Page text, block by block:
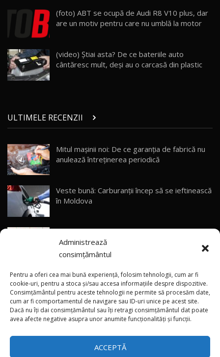
Administrează
consimțământul
Pentru a oferi cea mai bună experiență, folosim tehnologii, cum ar fi
cookie-uri, pentru a stoca și/sau accesa informațiile despre dispozitive.
Consimțământul pentru aceste tehnologii ne permite să procesăm date,
cum ar fi comportamentul de navigare sau ID-uri unice pe acest site.
Dacă nu îți dai consimțământul sau îți retragi consimțământul dat poate
avea afecte negative asupra unor anumite funcționalități și funcții.
ACCEPTĂ
mai Exclusiv și Puternic Defender Testat în
Moldova
32:21
26
AutoBlog.MD
10:57
28
Noul Geely Monjaro 2025! Mai ieftin și mai
dotat / Test Drive AutoBlog.MD
29
ZEEKR 9X - PRIMUL TEST DRIVE ÎN ROMÂNĂ!
CUM SE CONDUCE?
Primele impresii despre BYD Seal U DM-i,
Sealion 7 și Seal 5 DM-i / Test Drive
AutoBlog.MD
13:56
Noul Volvo EX90 / Test Drive AutoBlog.MD
32:06
33
MG RX5 - își merită banii? / Test Drive
AutoBlog.MD
Noul DACIA DUSTER DIESEL! Primul test drive în
(foto) ABT se ocupă de Audi R8 V10 plus, dar
are un motiv pentru care nu umblă la motor
(video) Ştiai asta? De ce bateriile auto
cântăresc mult, deşi au o carcasă din plastic
ULTIMELE RECENZII
Mitul mașinii noi: De ce garanția de fabrică nu
anulează întreținerea periodică
Veste bună: Carburanții încep să se ieftinească
în Moldova
(foto/video) Avanpremieră netradițională: Noul
smart #2 a apărut pe pereți din mai multe țări
(video) Premieră în China: Noile modele Xiaomi
SkyNomad N70 și N90
(video) Singura Tesla Model S Signature
Edition pentru România a fost livrată
proprietarului
×